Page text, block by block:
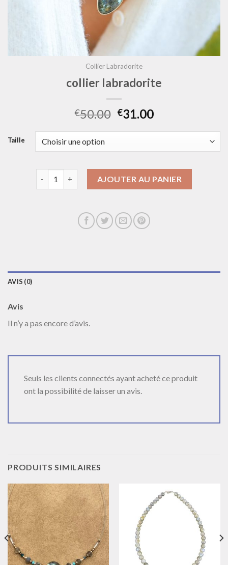
Collier Labradorite
collier labradorite
€50.00 €31.00
Taille
AJOUTER AU PANIER
AVIS (0)
Avis
Il n’y a pas encore d’avis.
Seuls les clients connectés ayant acheté ce produit
ont la possibilité de laisser un avis.
PRODUITS SIMILAIRES